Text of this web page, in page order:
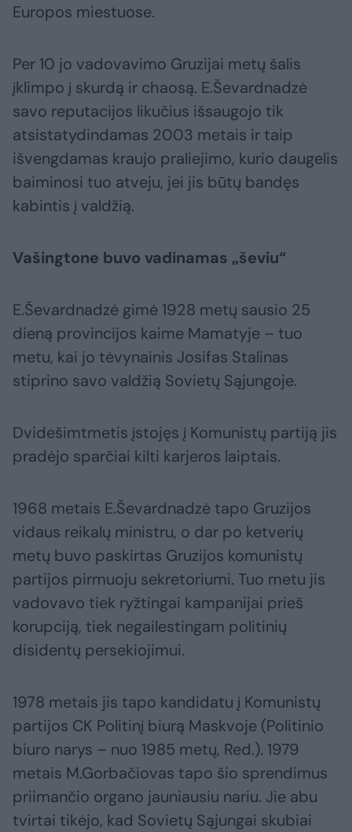
Europos miestuose.
Per 10 jo vadovavimo Gruzijai metų šalis
įklimpo į skurdą ir chaosą. E.Ševardnadzė
savo reputacijos likučius išsaugojo tik
atsistatydindamas 2003 metais ir taip
išvengdamas kraujo praliejimo, kurio daugelis
baiminosi tuo atveju, jei jis būtų bandęs
kabintis į valdžią.
Vašingtone buvo vadinamas „ševiu“
E.Ševardnadzė gimė 1928 metų sausio 25
dieną provincijos kaime Mamatyje – tuo
metu, kai jo tėvynainis Josifas Stalinas
stiprino savo valdžią Sovietų Sąjungoje.
Dvidešimtmetis įstojęs į Komunistų partiją jis
pradėjo sparčiai kilti karjeros laiptais.
1968 metais E.Ševardnadzė tapo Gruzijos
vidaus reikalų ministru, o dar po ketverių
metų buvo paskirtas Gruzijos komunistų
partijos pirmuoju sekretoriumi. Tuo metu jis
vadovavo tiek ryžtingai kampanijai prieš
korupciją, tiek negailestingam politinių
disidentų persekiojimui.
1978 metais jis tapo kandidatu į Komunistų
partijos CK Politinį biurą Maskvoje (Politinio
biuro narys – nuo 1985 metų, Red.). 1979
metais M.Gorbačiovas tapo šio sprendimus
priimančio organo jauniausiu nariu. Jie abu
tvirtai tikėjo, kad Sovietų Sąjungai skubiai